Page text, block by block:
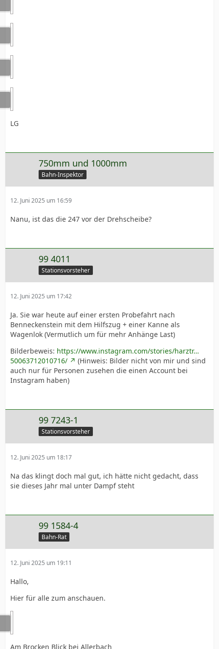
LG
750mm und 1000mm
Bahn-Inspektor
12. Juni 2025 um 16:59
Nanu, ist das die 247 vor der Drehscheibe?
99 4011
Stationsvorsteher
12. Juni 2025 um 17:42
Ja. Sie war heute auf einer ersten Probefahrt nach
Benneckenstein mit dem Hilfszug + einer Kanne als
Wagenlok (Vermutlich um für mehr Anhänge Last)
Bilderbeweis: https://www.instagram.com/stories/harztr…
50063712010716/
(Hinweis: Bilder nicht von mir und sind
auch nur für Personen zusehen die einen Account bei
Instagram haben)
99 7243-1
Stationsvorsteher
12. Juni 2025 um 18:17
Na das klingt doch mal gut, ich hätte nicht gedacht, dass
sie dieses Jahr mal unter Dampf steht
99 1584-4
Bahn-Rat
12. Juni 2025 um 19:11
Hallo,
Hier für alle zum anschauen.
Am Brocken Blick bei Allerbach